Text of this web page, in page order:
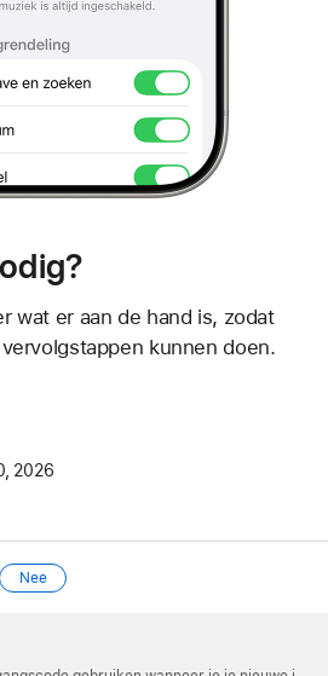
wat er aan de hand is, zodat
kunnen doen.
2026
Nee